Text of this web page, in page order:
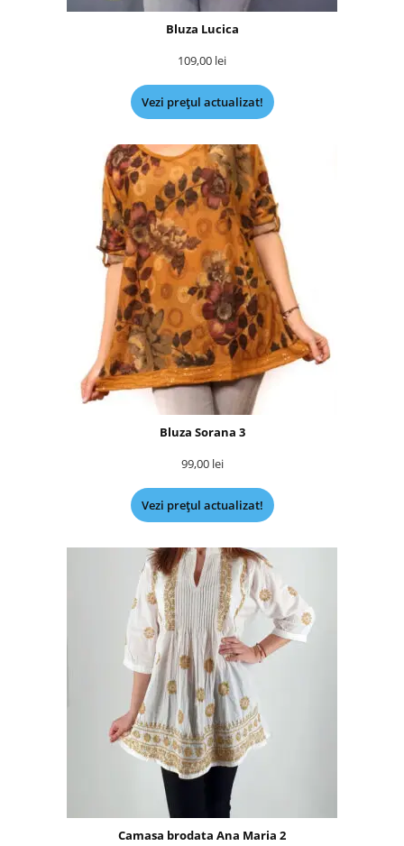
Bluza Lucica
109,00 lei
Vezi prețul actualizat!
Bluza Sorana 3
99,00 lei
Vezi prețul actualizat!
Camasa brodata Ana Maria 2